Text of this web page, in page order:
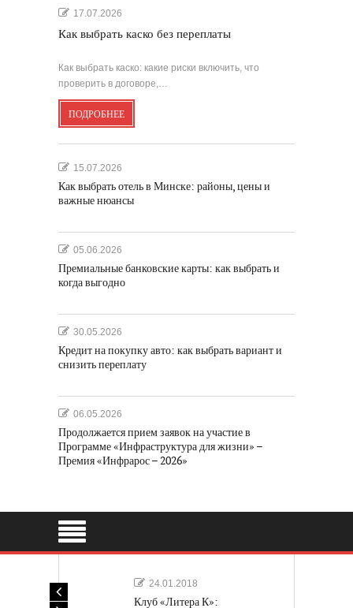
17.07.2026
Как выбрать каско без переплаты
Как выбрать каско: какие риски включить, что
проверить в договоре,…
ПОДРОБНЕЕ
15.07.2026
Как выбрать отель в Минске: районы, цены и
важные нюансы
05.06.2026
Премиальные банковские карты: как выбрать и
когда выгодно
30.05.2026
Кредит на покупку авто: как выбрать вариант и
снизить переплату
06.05.2026
Продолжается прием заявок на участие в
Программе «Инфраструктура для жизни» –
Премия «Инфрарос – 2026»
24.01.2018
Клуб «Литера К»: